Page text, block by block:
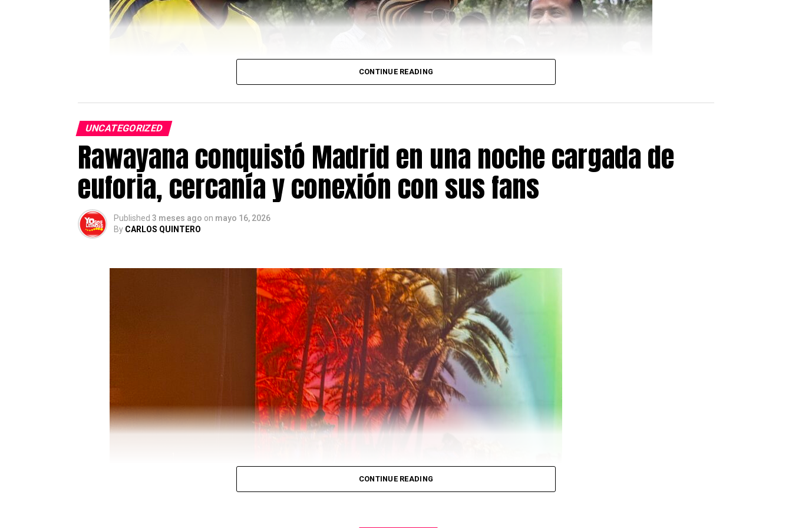
Asimismo, se proyectarán mensajes audiovisuales de venezolanos residentes en Madrid y ciudadanos españoles,
reforzando el vínculo de solidaridad entre ambos pueblos.
compromiso de Madrid con Venezuela en uno de los momentos más difíciles de su historia reciente.
YosoyLatino.es es un medio digital dedicado a informar y conectar a la comunidad latina en España, ofreciendo cobertura
de actualidad, inmigración, emprendimiento, cultura y acontecimientos de interés para millones de latinoamericanos
residentes en el país.
Post Views: 468
De acuerdo con los datos oficiales del Ministerio de Inclusión,609.737 expedientes ya han sido tramitados y se
encuentran en fase de instrucción, mientras que alrededor de 11.000 solicitudes ya cuentan con una resolución
Entre las nacionalidades con mayor número de solicitudes destacan loscolombianos (25,9%)
venezolanos (11,8%). También figuran entre los principales países de origen Perú, Honduras,
Paraguay, Argelia, Senegal, Pakistán y Argentina.
Las comunidades autónomas que concentraron el mayor volumen de solicitudes fueron Cataluña
ValencianayAndalucía.
43% mujeres. Además, el Ministerio destaca que tres de cada cuatro solicitantes son hispanohablantes, un
factor que puede facilitar su integración laboral y social.
CONTINUE READING
UNCATEGORIZED
Rawayana conquistó Madrid en una noche cargada de
euforia, cercanía y conexión con sus fans
Published 3 meses ago on mayo 16, 2026
By CARLOS QUINTERO
CONTINUE READING